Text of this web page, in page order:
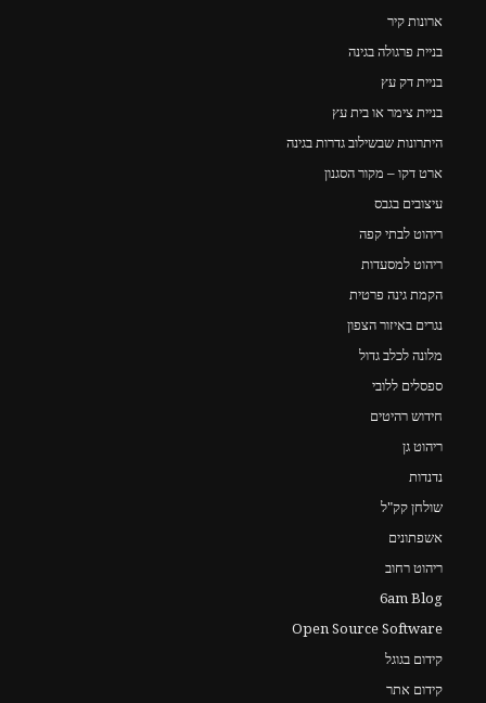
ארונות קיר
בניית פרגולה בגינה
בניית דק עץ
בניית צימר או בית עץ
היתרונות שבשילוב גדרות בגינה
ארט דקו – מקור הסגנון
עיצובים בגבס
ריהוט לבתי קפה
ריהוט למסעדות
הקמת גינה פרטית
נגרים באיזור הצפון
מלונה לכלב גדול
ספסלים ללובי
חידוש רהיטים
ריהוט גן
נדנדות
שולחן קק"ל
אשפתונים
ריהוט רחוב
6am Blog
Open Source Software
קידום בגוגל
קידום אתר